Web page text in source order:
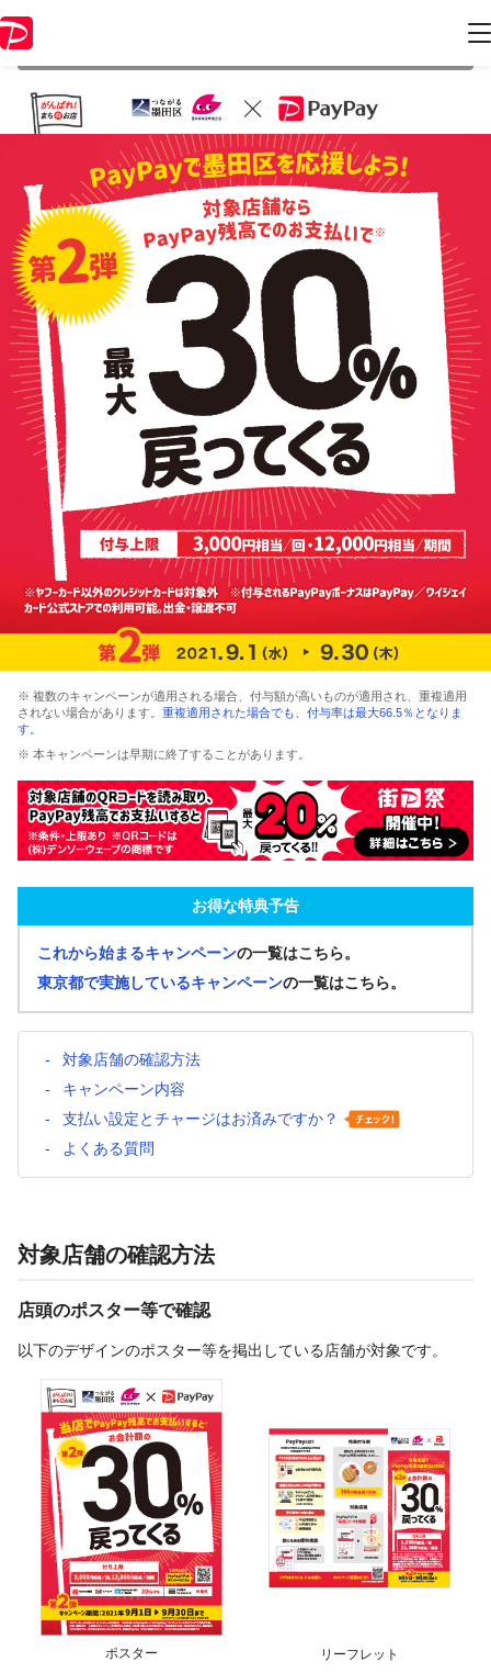
情報はキャンペーン終了時点のものになります。
※ 複数のキャンペーンが適用される場合、付与額が高いものが適用され、重複適用
されない場合があります。 重複適用された場合でも、付与率は最大66.5％となりま
す。
※ 本キャンペーンは早期に終了することがあります。
お得な特典予告
これから始まるキャンペーンの一覧はこちら。
東京都で実施しているキャンペーンの一覧はこちら。
対象店舗の確認方法
キャンペーン内容
支払い設定とチャージはお済みですか？
よくある質問
対象店舗の確認方法
店頭のポスター等で確認
以下のデザインのポスター等を掲出している店舗が対象です。
ポスター リーフレット